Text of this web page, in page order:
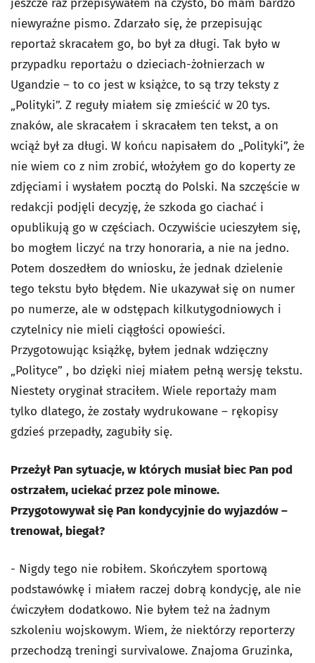
jeszcze raz przepisywałem na czysto, bo mam bardzo
niewyraźne pismo. Zdarzało się, że przepisując
reportaż skracałem go, bo był za długi. Tak było w
przypadku reportażu o dzieciach-żołnierzach w
Ugandzie – to co jest w książce, to są trzy teksty z
„Polityki”. Z reguły miałem się zmieścić w 20 tys.
znaków, ale skracałem i skracałem ten tekst, a on
wciąż był za długi. W końcu napisałem do „Polityki”, że
nie wiem co z nim zrobić, włożyłem go do koperty ze
zdjęciami i wysłałem pocztą do Polski. Na szczęście w
redakcji podjęli decyzję, że szkoda go ciachać i
opublikują go w częściach. Oczywiście ucieszyłem się,
bo mogłem liczyć na trzy honoraria, a nie na jedno.
Potem doszedłem do wniosku, że jednak dzielenie
tego tekstu było błędem. Nie ukazywał się on numer
po numerze, ale w odstępach kilkutygodniowych i
czytelnicy nie mieli ciągłości opowieści.
Przygotowując książkę, byłem jednak wdzięczny
„Polityce” , bo dzięki niej miałem pełną wersję tekstu.
Niestety oryginał straciłem. Wiele reportaży mam
tylko dlatego, że zostały wydrukowane – rękopisy
gdzieś przepadły, zagubiły się.
Przeżył Pan sytuacje, w których musiał biec Pan pod
ostrzałem, uciekać przez pole minowe.
Przygotowywał się Pan kondycyjnie do wyjazdów –
trenował, biegał?
- Nigdy tego nie robiłem. Skończyłem sportową
podstawówkę i miałem raczej dobrą kondycję, ale nie
ćwiczyłem dodatkowo. Nie byłem też na żadnym
szkoleniu wojskowym. Wiem, że niektórzy reporterzy
przechodzą treningi survivalowe. Znajoma Gruzinka,